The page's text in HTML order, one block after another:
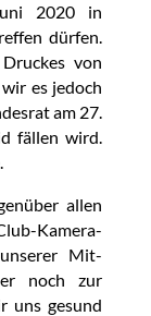
2020 in
dürfen.
von
es jedoch
am 27.
fällen wird.
allen
Kamera-
Mit-
noch zur
uns gesund